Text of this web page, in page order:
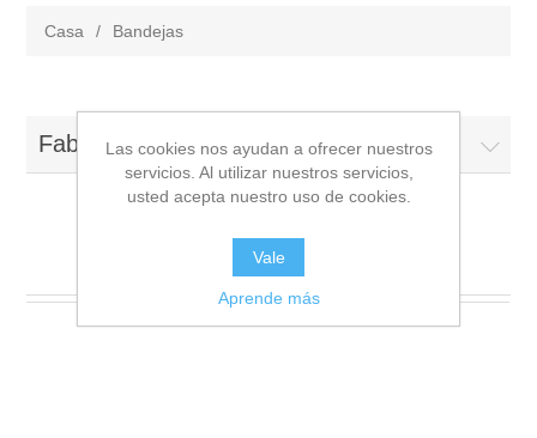
Casa / Bandejas
Fabricantes
Bandejas
Las cookies nos ayudan a ofrecer nuestros
servicios. Al utilizar nuestros servicios,
usted acepta nuestro uso de cookies.
Vale
Aprende más